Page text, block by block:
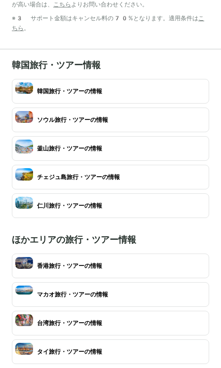
が高い場合は、
こちら よりお問い合わせください。
※3 サポート金額はキャンセル料の70%となります。適用条件は こ
ちら 。
韓国旅行・ツアー情報
韓国旅行・ツアーの情報
ソウル旅行・ツアーの情報
釜山旅行・ツアーの情報
チェジュ島旅行・ツアーの情報
仁川旅行・ツアーの情報
ほかエリアの旅行・ツアー情報
香港旅行・ツアーの情報
マカオ旅行・ツアーの情報
台湾旅行・ツアーの情報
タイ旅行・ツアーの情報